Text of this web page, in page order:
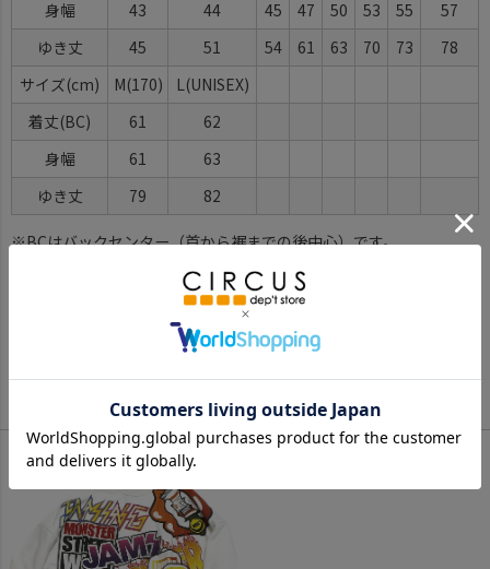
身幅 43 44 45 47 50 53 55
57
ゆき丈
45 51 54 61 63 70 73
78
サイズ(cm)
M(170)
L(UNISEX)
着丈(BC)
61
62
身幅
61
63
ゆき丈
79 82
※BCはバックセンター（首から裾までの後中心）です。
サイズ詳細について